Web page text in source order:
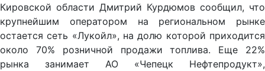
Кировской области Дмитрий Курдюмов сообщил, что
крупнейшим оператором на региональном рынке
остается сеть «Лукойл», на долю которой приходится
около 70% розничной продажи топлива. Еще 22%
рынка занимает АО «Чепецк Нефтепродукт»,